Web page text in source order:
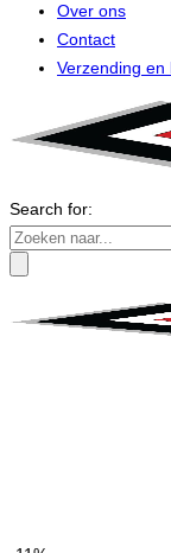
Over ons
Contact
Verzending en
Search for: